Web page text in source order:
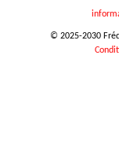
© 2025-2030